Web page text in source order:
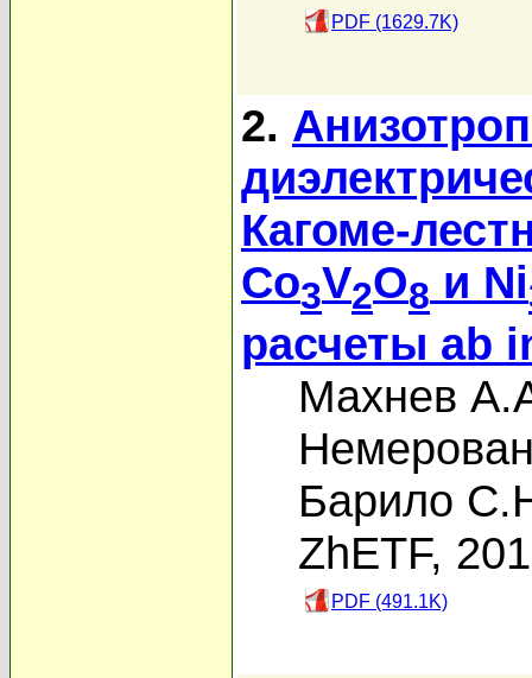
PDF (1629.7K)
2.
Кагоме-
Co3V2O8 и Ni
расчеты ab
Махнев
Барило
ZhETF,
PDF (491.1K)